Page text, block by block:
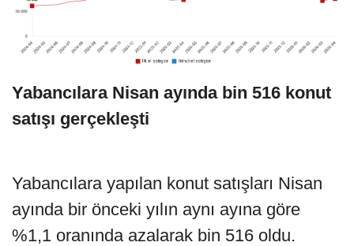
Yabancılara Nisan ayında bin 516 konut
satışı gerçekleşti
Yabancılara yapılan konut satışları Nisan
ayında bir önceki yılın aynı ayına göre
%1,1 oranında azalarak bin 516 oldu.